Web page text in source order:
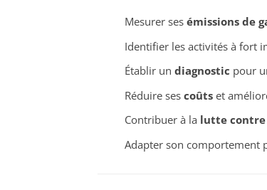
Mesurer ses émissions de
Identifier les activités à fort
Établir un diagnostic pour
Réduire ses coûtset
Contribuer à la lutte
Adapter son comportement